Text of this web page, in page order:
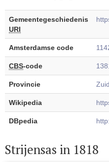
Gemeentegeschiedenis
URI
Amsterdamse code
CBS-code
Provincie
Wikipedia
DBpedia
Strijensas in 1818